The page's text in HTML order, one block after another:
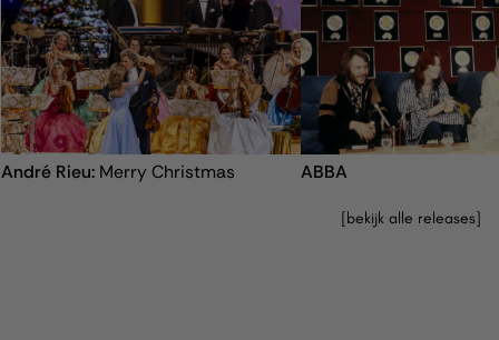
bekijk alle releases
André Rieu: Merry Christmas ABBA